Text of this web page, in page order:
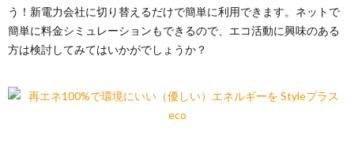
う！新電力会社に切り替えるだけで簡単に利用できます。ネットで
簡単に料金シミュレーションもできるので、エコ活動に興味のある
方は検討してみてはいかがでしょうか？